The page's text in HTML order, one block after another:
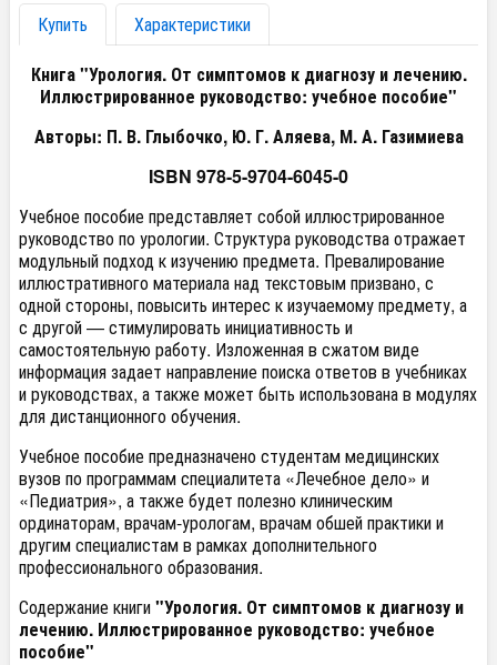
Купить
Характеристики
Книга "Урология. От симптомов к диагнозу и лечению.
Иллюстрированное руководство: учебное пособие"
Авторы: П. В. Глыбочко, Ю. Г. Аляева, М. А. Газимиева
ISBN 978-5-9704-6045-0
Учебное пособие представляет собой иллюстрированное
руководство по урологии. Структура руководства отражает
модульный подход к изучению предмета. Превалирование
иллюстративного материала над текстовым призвано, с
одной стороны, повысить интерес к изучаемому предмету, а
с другой — стимулировать инициативность и
самостоятельную работу. Изложенная в сжатом виде
информация задает направление поиска ответов в учебниках
и руководствах, а также может быть использована в модулях
для дистанционного обучения.
Учебное пособие предназначено студентам медицинских
вузов по программам специалитета «Лечебное дело» и
«Педиатрия», а также будет полезно клиническим
ординаторам, врачам-урологам, врачам обшей практики и
другим специалистам в рамках дополнительного
профессионального образования.
Содержание книги"Урология. От симптомов к диагнозу и
лечению. Иллюстрированное руководство: учебное
пособие"